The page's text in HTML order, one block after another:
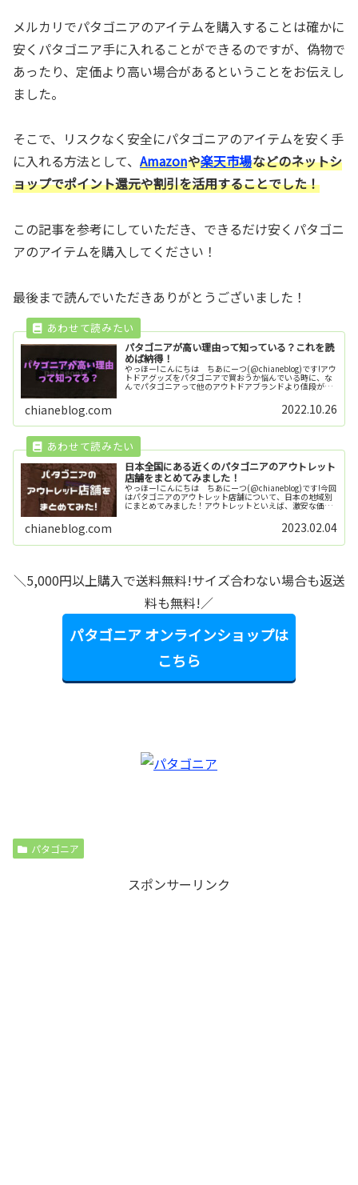
メルカリでパタゴニアのアイテムを購入することは確かに
安くパタゴニア手に入れることができるのですが、偽物で
あったり、定価より高い場合があるということをお伝えし
ました。
そこで、リスクなく安全にパタゴニアのアイテムを安く手
に入れる方法として、 Amazonや楽天市場などのネットシ
ョップでポイント還元や割引を活用することでした！
この記事を参考にしていただき、できるだけ安くパタゴニ
アのアイテムを購入してください！
最後まで読んでいただきありがとうございました！
パタゴニアが高い理由って知っている？これを読
めば納得！
やっほー!こんにちは ちあにーつ(@chianeblog)です!アウ
トドアグッズをパタゴニアで買おうか悩んでいる時に、な
んでパタゴニアって他のアウトドアブランドより値段が高
chianeblog.com 2022.10.26
日本全国にある近くのパタゴニアのアウトレット
店舗をまとめてみました！
やっほー!こんにちは ちあにーつ(@chianeblog)です!今回
はパタゴニアのアウトレット店舗について、日本の地域別
にまとめてみました！アウトレットといえば、激安な価格
で欲しいものが手に入れられるのが魅力ですよね！ご自宅
chianeblog.com 2023.02.04
＼5,000円以上購入で送料無料!サイズ合わない場合も返送
料も無料!／
パタゴニア オンラインショップは
こちら
パタゴニア
スポンサーリンク